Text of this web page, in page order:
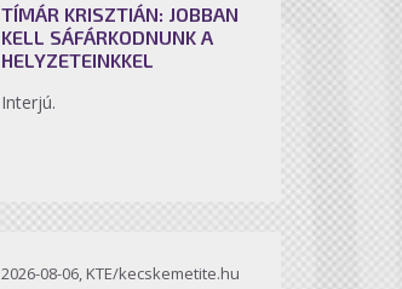
TÍMÁR KRISZTIÁN: JOBBAN
KELL SÁFÁRKODNUNK A
HELYZETEINKKEL
Interjú.
2026-08-06, KTE/kecskemetite.hu